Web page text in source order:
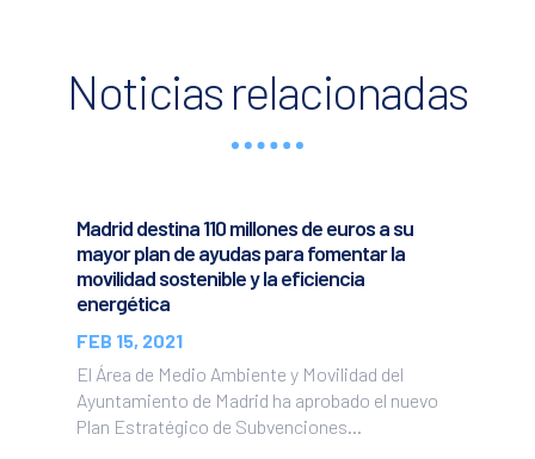
Noticias relacionadas
Madrid destina 110 millones de euros a su
mayor plan de ayudas para fomentar la
movilidad sostenible y la eficiencia
energética
FEB 15, 2021
El Área de Medio Ambiente y Movilidad del
Ayuntamiento de Madrid ha aprobado el nuevo
Plan Estratégico de Subvenciones...